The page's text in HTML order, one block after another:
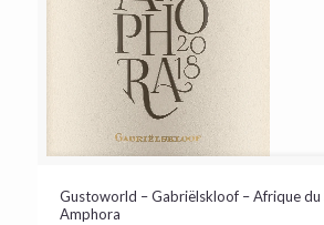
Gustoworld – Gabriëlskloof – Afrique du
Amphora